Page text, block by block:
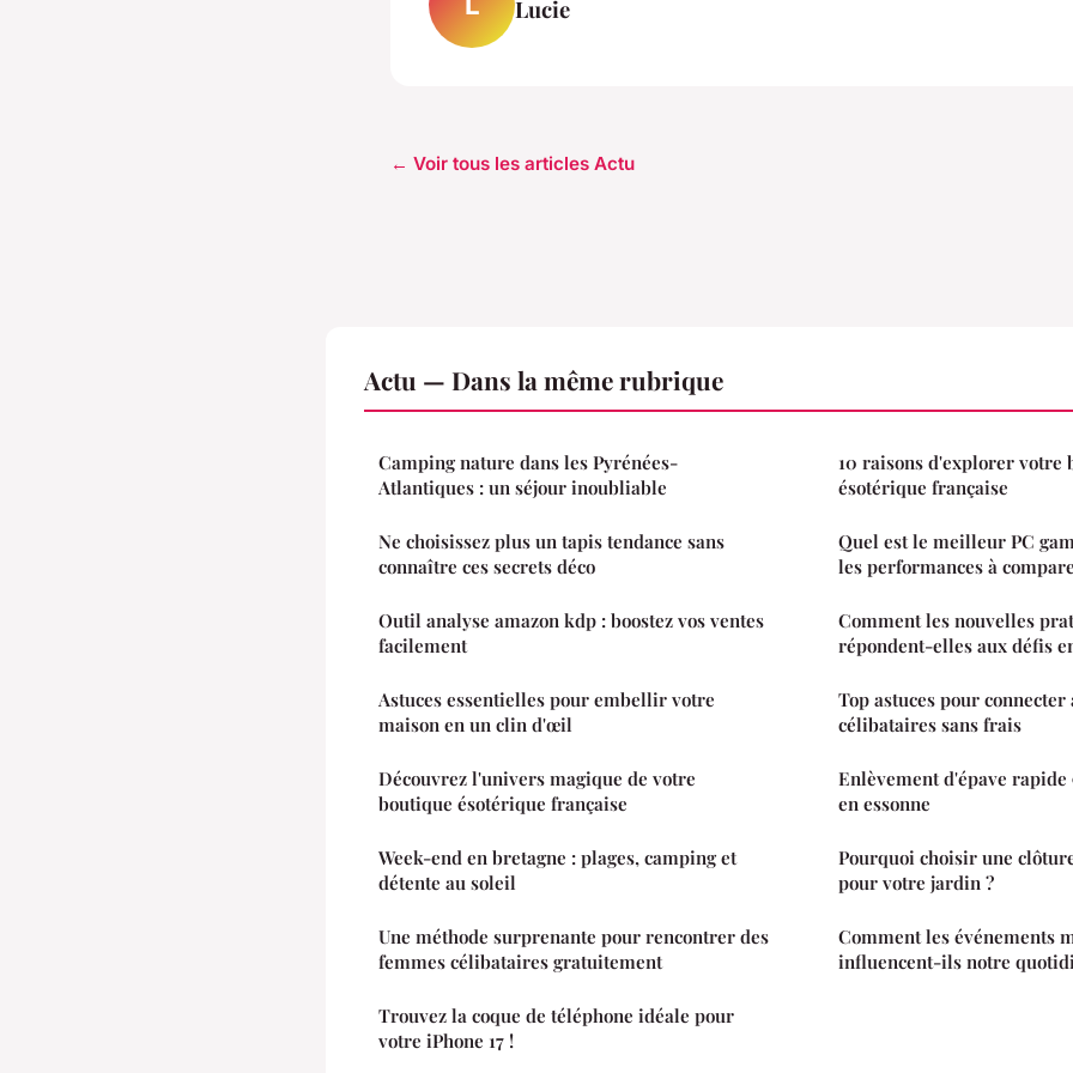
Lucie
← Voir tous les articles Actu
Actu — Dans la même rubrique
Camping nature dans les Pyrénées-
Atlantiques : un séjour inoubliable
Ne choisissez plus un tapis tendance sans
connaître ces secrets déco
Outil analyse amazon kdp : boostez vos ventes
facilement
Astuces essentielles pour embellir votre
maison en un clin d'œil
Découvrez l'univers magique de votre
boutique ésotérique française
Week-end en bretagne : plages, camping et
détente au soleil
Une méthode surprenante pour rencontrer des
femmes célibataires gratuitement
Trouvez la coque de téléphone idéale pour
votre iPhone 17 !
10 raisons d'explorer votre
ésotérique française
Quel est le meilleur PC
les performances à
Comment les nouvelles
répondent-elles aux défis
Top astuces pour connecter
célibataires sans frais
Enlèvement d'épave rapide
en essonne
Pourquoi choisir une
pour votre jardin ?
Comment les événements
influencent-ils notre